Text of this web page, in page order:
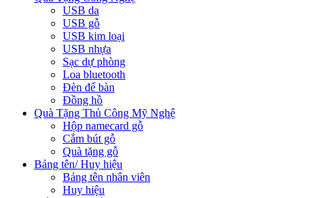
USB da
USB gỗ
USB kim loại
USB nhựa
Sạc dự phòng
Loa bluetooth
Đèn để bàn
Đồng hồ
Quà Tặng Thủ Công Mỹ Nghệ
Hộp namecard gỗ
Cắm bút gỗ
Quà tặng gỗ
Bảng tên/ Huy hiệu
Bảng tên nhân viên
Huy hiệu